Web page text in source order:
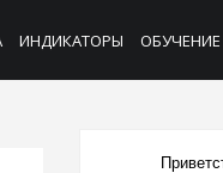
ИНДИКАТОРЫ ОБУЧЕНИЕ